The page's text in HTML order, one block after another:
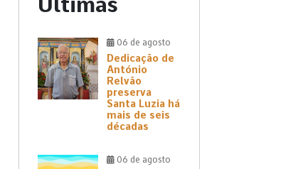
06 de agosto
Dedicação de
António
Relvão
preserva
Santa Luzia há
mais de seis
décadas
06 de agosto